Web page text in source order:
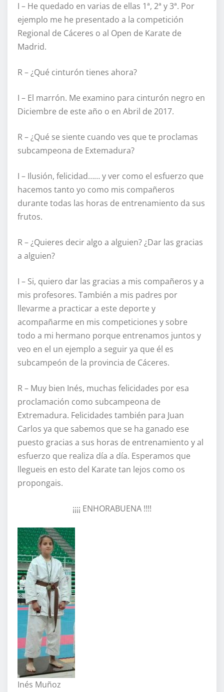
I – He quedado en varias de ellas 1ª, 2ª y 3ª. Por
ejemplo me he presentado a la competición
Regional de Cáceres o al Open de Karate de
Madrid.
R – ¿Qué cinturón tienes ahora?
I – El marrón. Me examino para cinturón negro en
Diciembre de este año o en Abril de 2017.
R – ¿Qué se siente cuando ves que te proclamas
subcampeona de Extemadura?
I – Ilusión, felicidad…… y ver como el esfuerzo que
hacemos tanto yo como mis compañeros
durante todas las horas de entrenamiento da sus
frutos.
R – ¿Quieres decir algo a alguien? ¿Dar las gracias
a alguien?
I – Si, quiero dar las gracias a mis compañeros y a
mis profesores. También a mis padres por
llevarme a practicar a este deporte y
acompañarme en mis competiciones y sobre
todo a mi hermano porque entrenamos juntos y
veo en el un ejemplo a seguir ya que él es
subcampeón de la provincia de Cáceres.
R – Muy bien Inés, muchas felicidades por esa
proclamación como subcampeona de
Extremadura. Felicidades también para Juan
Carlos ya que sabemos que se ha ganado ese
puesto gracias a sus horas de entrenamiento y al
esfuerzo que realiza día a día. Esperamos que
llegueis en esto del Karate tan lejos como os
propongais.
¡¡¡¡ ENHORABUENA !!!!
Inés Muñoz